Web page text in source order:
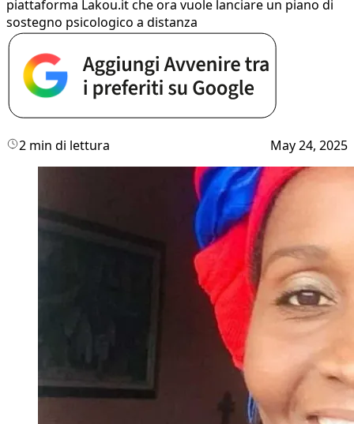
piattaforma Lakou.it che ora vuole lanciare un piano di
sostegno psicologico a distanza
2 min di lettura May 24, 2025